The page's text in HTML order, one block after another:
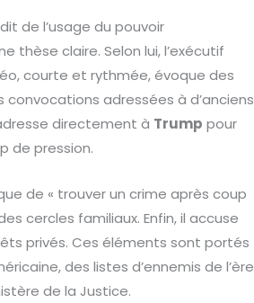
de l’usage du pouvoir
thèse claire. Selon lui, l’exécutif
courte et rythmée, évoque des
adressées à d’anciens
directement à Trump pour
de pression.
de « trouver un crime après coup
cercles familiaux. Enfin, il accuse
privés. Ces éléments sont portés
des listes d’ennemis de l’ère
de la Justice.